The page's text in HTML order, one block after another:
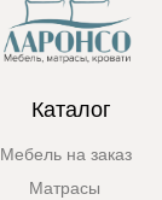
Мебель на заказ
Каталог
Матрасы